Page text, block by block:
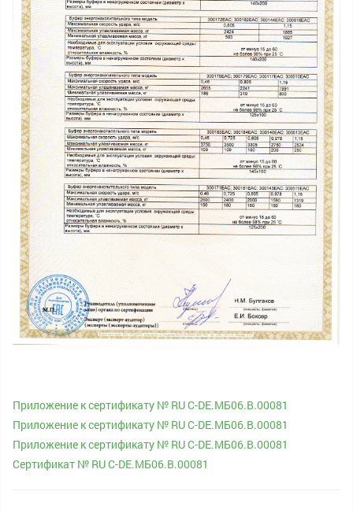
Приложение к сертификату № RU С-DE.МБ06.В.00081
Приложение к сертификату № RU С-DE.МБ06.В.00081
Приложение к сертификату № RU С-DE.МБ06.В.00081
Сертификат № RU С-DE.МБ06.B.00081